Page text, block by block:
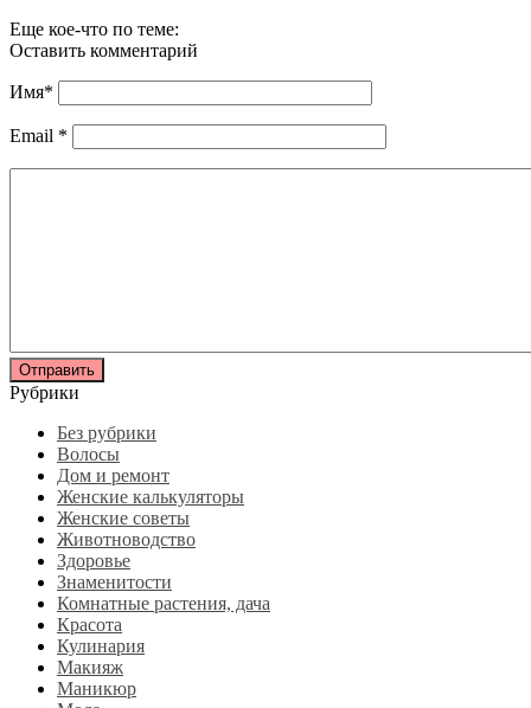
Еще кое-что по теме:
Оставить комментарий
Имя*
Email *
Рубрики
Без рубрики
Волосы
Дом и ремонт
Женские калькуляторы
Женские советы
Животноводство
Здоровье
Знаменитости
Комнатные растения, дача
Красота
Кулинария
Макияж
Маникюр